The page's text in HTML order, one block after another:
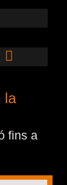
la
fins a